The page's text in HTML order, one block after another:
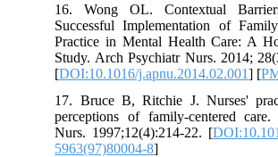
16. Wong OL. Contextual
Successful Implementation of
Practice in Mental Health Care: A
Study. Arch Psychiatr Nurs. 2014;
[DOI:10.1016/j.apnu.2014.02.001] [
17. Bruce B, Ritchie J. Nurses'
perceptions of family-centered
Nurs. 1997;12(4):214-22. [
5963(97)80004-8